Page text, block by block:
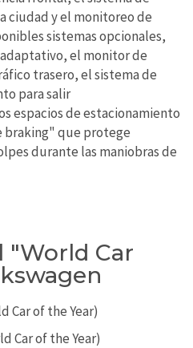
ciudad y el monitoreo de
sistemas opcionales,
el monitor de
trasero, el sistema de
para salir
espacios de estacionamiento
braking" que protege
durante las maniobras de
"World Car
Car of the Year)
Car of the Year)